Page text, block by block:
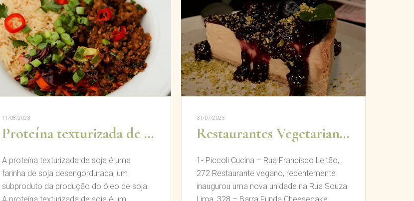
11/08/2023
Proteína texturizada de soja
A proteína texturizada de soja é uma
farinha de soja desengordurada, um
subproduto da produção do óleo de soja.
31/07/2023
Restaurantes Vegetarianos em São Paulo
1- Piccoli Cucina – Rua Francisco Leitão,
272 Restaurante vegano, recentemente
inaugurou uma nova unidade na Rua Souza